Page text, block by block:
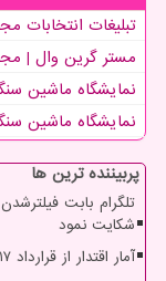
تبلیغات انتخابات
مستر گرین وال |
نمایشگاه ماشین
نمایشگاه ماشین
پربیننده ترین ها
تلگرام بابت
شکایت نمود
آمار اقتدار از قرارداد ۱۷ میلیون دلاری نانویی تا جایگاه چهارمی دنیا